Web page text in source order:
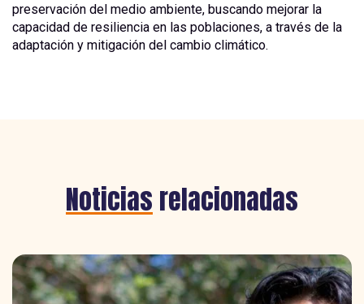
preservación del medio ambiente, buscando mejorar la
capacidad de resiliencia en las poblaciones, a través de la
adaptación y mitigación del cambio climático.
Noticias relacionadas